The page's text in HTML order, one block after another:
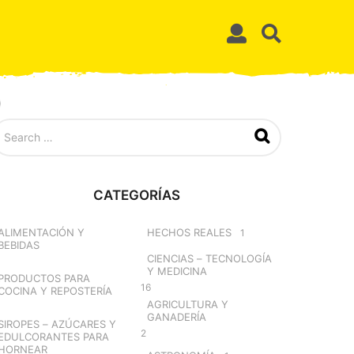
CATEGORÍAS
Y
PARA
Y REPOSTERÍA
– AZÚCARES Y
PARA
HECHOS REALES 1
CIENCIAS – TECNOLOGÍA
Y MEDICINA
16
AGRICULTURA Y
GANADERÍA
2